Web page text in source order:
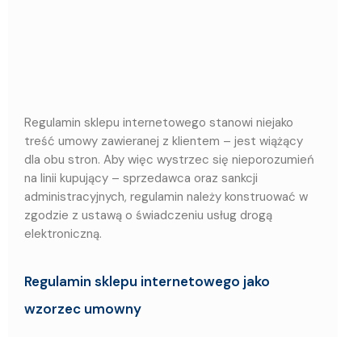
Regulamin sklepu internetowego stanowi niejako
treść umowy zawieranej z klientem – jest wiążący
dla obu stron. Aby więc wystrzec się nieporozumień
na linii kupujący – sprzedawca oraz sankcji
administracyjnych, regulamin należy konstruować w
zgodzie z ustawą o świadczeniu usług drogą
elektroniczną.
Regulamin sklepu internetowego jako
wzorzec umowny